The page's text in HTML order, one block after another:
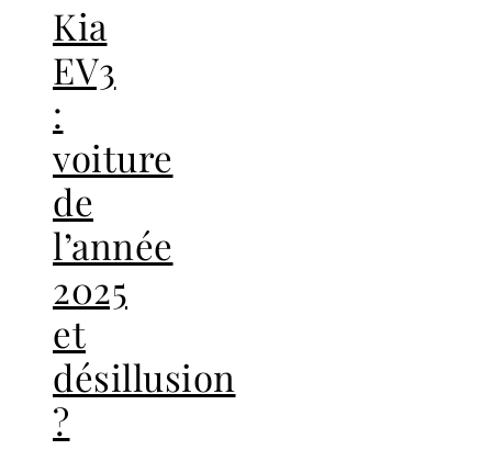
Kia
EV3
:
voiture
de
l’année
2025
et
désillusion
?